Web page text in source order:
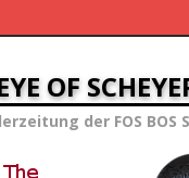
OF
der FOS BOS